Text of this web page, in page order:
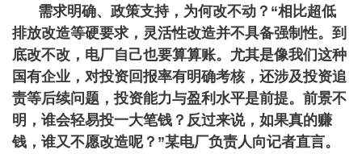
需求明确、政策支持，为何改不动？“相比超低
排放改造等硬要求，灵活性改造并不具备强制性。到
底改不改，电厂自己也要算算账。尤其是像我们这种
国有企业，对投资回报率有明确考核，还涉及投资追
责等后续问题，投资能力与盈利水平是前提。前景不
明，谁会轻易投一大笔钱？反过来说，如果真的赚
钱，谁又不愿改造呢？”某电厂负责人向记者直言。